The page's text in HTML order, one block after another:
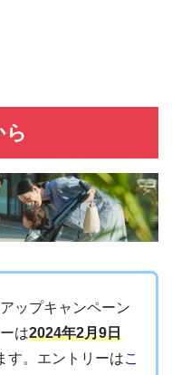
ら
ップキャンペーン
は2024年2月9日
す。エントリーはこ